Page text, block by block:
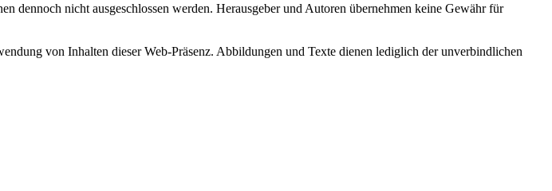
dennoch nicht ausgeschlossen werden. Herausgeber und Autoren übernehmen keine Gewähr für
von Inhalten dieser Web-Präsenz. Abbildungen und Texte dienen lediglich der unverbindlichen